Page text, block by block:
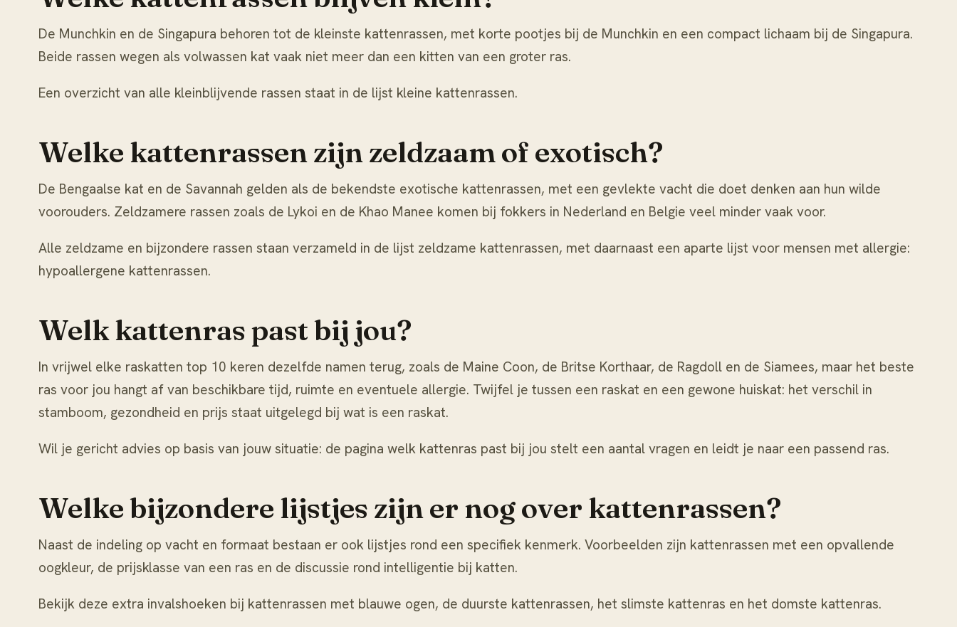
De Munchkin en de Singapura behoren tot de kleinste kattenrassen, met korte pootjes bij de Munchkin en een compact lichaam bij de Singapura.
Beide rassen wegen als volwassen kat vaak niet meer dan een kitten van een groter ras.
Een overzicht van alle kleinblijvende rassen staat in de lijst kleine kattenrassen.
Welke kattenrassen zijn zeldzaam of exotisch?
De Bengaalse kat en de Savannah gelden als de bekendste exotische kattenrassen, met een gevlekte vacht die doet denken aan hun wilde
voorouders. Zeldzamere rassen zoals de Lykoi en de Khao Manee komen bij fokkers in Nederland en Belgie veel minder vaak voor.
Alle zeldzame en bijzondere rassen staan verzameld in de lijst zeldzame kattenrassen, met daarnaast een aparte lijst voor mensen met allergie:
hypoallergene kattenrassen.
Welk kattenras past bij jou?
In vrijwel elke raskatten top 10 keren dezelfde namen terug, zoals de Maine Coon, de Britse Korthaar, de Ragdoll en de Siamees, maar het beste
ras voor jou hangt af van beschikbare tijd, ruimte en eventuele allergie. Twijfel je tussen een raskat en een gewone huiskat: het verschil in
stamboom, gezondheid en prijs staat uitgelegd bij wat is een raskat.
Wil je gericht advies op basis van jouw situatie: de pagina welk kattenras past bij jou stelt een aantal vragen en leidt je naar een passend ras.
Welke bijzondere lijstjes zijn er nog over kattenrassen?
Naast de indeling op vacht en formaat bestaan er ook lijstjes rond een specifiek kenmerk. Voorbeelden zijn kattenrassen met een opvallende
oogkleur, de prijsklasse van een ras en de discussie rond intelligentie bij katten.
Bekijk deze extra invalshoeken bij kattenrassen met blauwe ogen, de duurste kattenrassen, het slimste kattenras en het domste kattenras.